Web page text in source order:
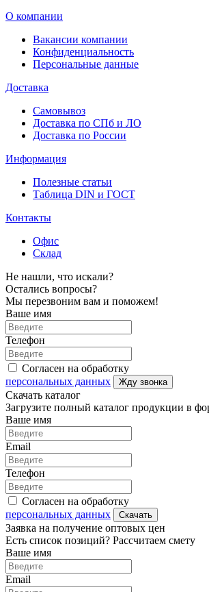
О компании
Вакансии компании
Конфиденциальность
Персональные данные
Доставка
Самовывоз
Доставка по СПб и ЛО
Доставка по России
Информация
Полезные статьи
Таблица DIN и ГОСТ
Контакты
Офис
Склад
Не нашли, что искали?
Остались вопросы?
Мы перезвоним вам и поможем!
Ваше имя
Телефон
Согласен на обработку
персональных данных
Жду звонка
Скачать каталог
Загрузите полный каталог продукции в
Ваше имя
Email
Телефон
Согласен на обработку
персональных данных
Скачать
Заявка на получение оптовых цен
Есть список позиций? Рассчитаем смету
Ваше имя
Email